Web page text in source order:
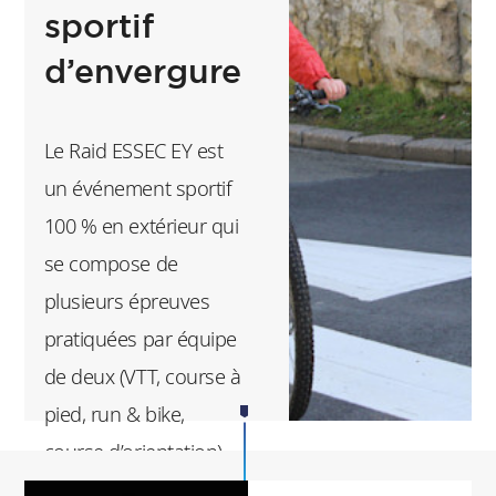
les droits des
femmes et célébrer
et les droits de tous.
En 2022, l’association
s’est également
engagée auprès de
l’association M.A.Y
qui lutte contre la
précarité
menstruelle.
sportif
d’envergure
Le Raid ESSEC EY est
un événement sportif
100 % en extérieur qui
se compose de
plusieurs épreuves
pratiquées par équipe
de deux (VTT, course à
pied, run & bike,
course d’orientation).
Organisé sur deux